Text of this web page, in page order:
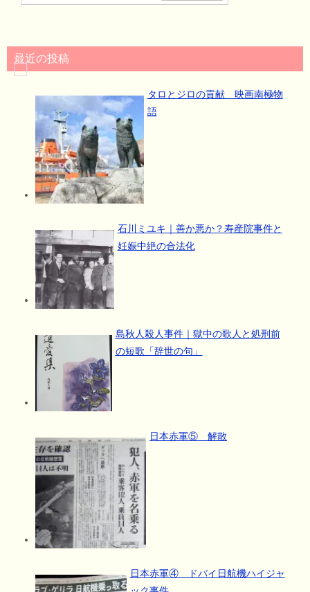
最近の投稿
タロとジロの貢献 映画南極物
語
石川ミユキ｜善か悪か？寿産院事件と
妊娠中絶の合法化
島秋人殺人事件｜獄中の歌人と処刑前
の短歌「辞世の句」
日本赤軍⑤ 解散
日本赤軍④ ドバイ日航機ハイジャ